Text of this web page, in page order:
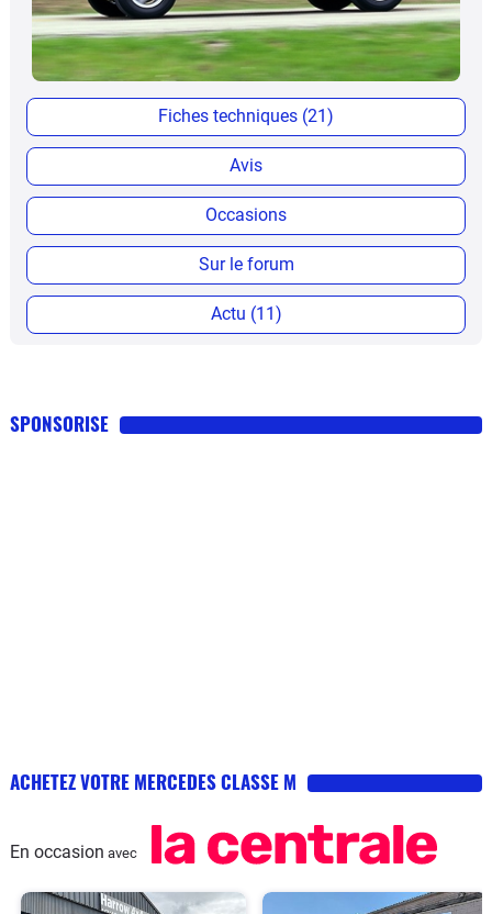
Fiches techniques (21)
Avis
Occasions
Sur le forum
Actu (11)
SPONSORISE
ACHETEZ VOTRE MERCEDES CLASSE M
En occasion avec